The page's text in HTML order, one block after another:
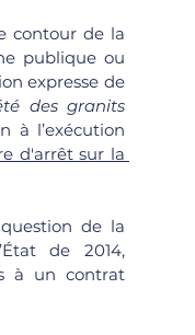
contour de la
publique ou
expresse de
des granits
à l’exécution
d'arrêt sur la
à un contrat